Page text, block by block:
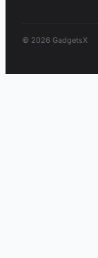
© 2026 GadgetsX